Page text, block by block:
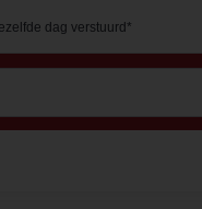
dag verstuurd*